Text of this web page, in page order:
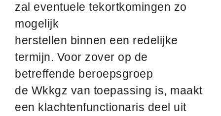
zal eventuele tekortkomingen zo
mogelijk
herstellen binnen een redelijke
termijn. Voor zover op de
betreffende beroepsgroep
de Wkkgz van toepassing is, maakt
een klachtenfunctionaris deel uit